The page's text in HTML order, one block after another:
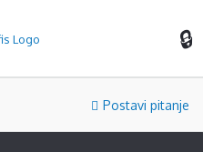
Postavi pitanje